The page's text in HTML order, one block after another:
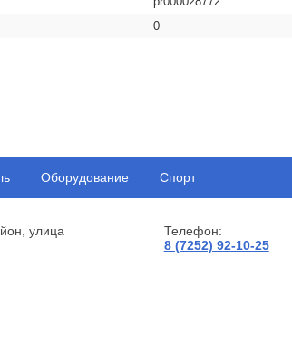
0
Оборудование Спорт
улица
Телефон:
8 (7252) 92-10-25